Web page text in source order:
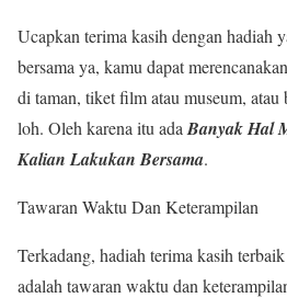
Ucapkan terima kasih dengan hadiah
bersama ya, kamu dapat
di taman, tiket film atau museum,
loh. Oleh karena itu ada Banyak Hal
Kalian Lakukan Bersama.
Tawaran Waktu Dan Keterampilan
Terkadang, hadiah terima kasih
adalah tawaran waktu dan